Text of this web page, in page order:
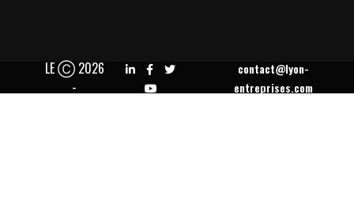
LE Ⓒ 2026
-
contact@lyon-
entreprises.com